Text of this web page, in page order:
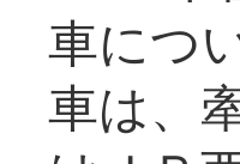
車につ
車は、